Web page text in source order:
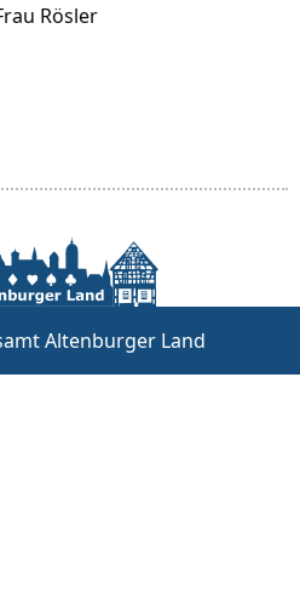
Rösler
Altenburger Land